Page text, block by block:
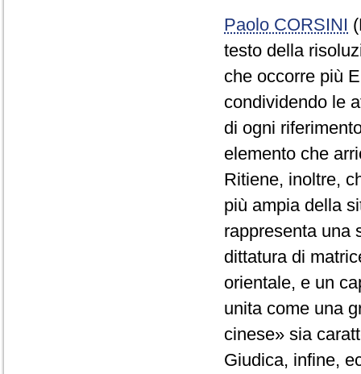
Paolo CORSINI
testo della
che occorre più
condividendo le
di ogni
elemento che
Ritiene, inoltre,
più ampia della
rappresenta una
dittatura di
orientale, e un
unita come una
cinese» sia
Giudica, infine,